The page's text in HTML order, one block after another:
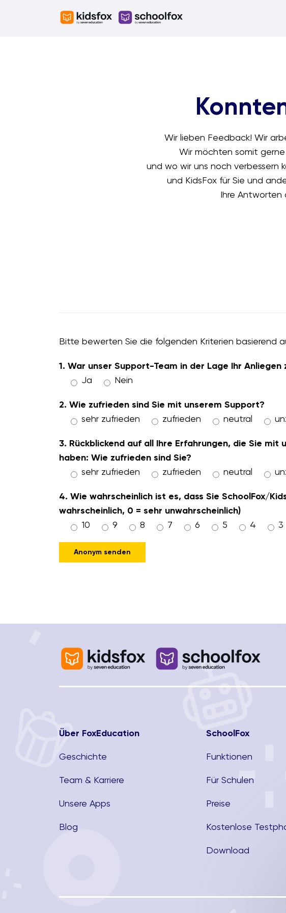
Wir lieben Feedback! Wir
Wir möchten somit
und wo wir uns noch verbessern
und KidsFox für Sie und
Ihre Antworten
Bitte bewerten Sie die folgenden Kriterien basierend
1. War unser Support-Team in der Lage Ihr Anliegen
Ja Nein
2. Wie zufrieden sind Sie mit unserem Support?
sehr zufrieden zufrieden neutral
3. Rückblickend auf all Ihre Erfahrungen, die Sie
haben: Wie zufrieden sind Sie?
sehr zufrieden zufrieden neutral
4. Wie wahrscheinlich ist es, dass Sie SchoolFox/
wahrscheinlich, 0 = sehr unwahrscheinlich)
10 9 8 7 6 5 4 3
Please leave this field empty.
Über FoxEducation
Geschichte
Team & Karriere
Unsere Apps
Blog
SchoolFox
Funktionen
Für Schulen
Preise
Kostenlose
Download